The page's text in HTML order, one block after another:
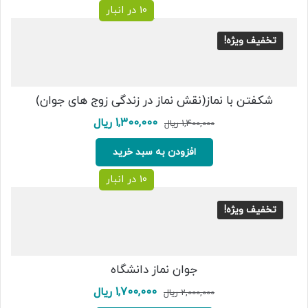
تخفیف ویژه!
10 در انبار
شکفتن با نماز(نقش نماز در زندگی زوج های جوان)
1,400,000 ریال قیمت
اصلی:
1,400,000 ریال
بود.
1,300,000 ریالقیمت
افزودن به سبد خرید
تخفیف ویژه!
10 در انبار
جوان نماز دانشگاه
2,000,000 ریال قیمت
1,700,000 ریالقیمت